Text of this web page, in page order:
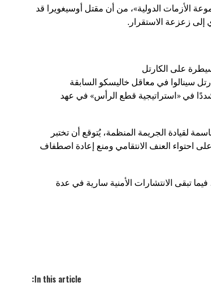
الأزمات الدولية»، من أن مقتل أوسيغويرا قد
زعزعة الاستقرار.
على الكارتل
سينالوا في معاقل خاليسكو السابقة
في «استراتيجية قطع الرأس» في عهد
لقيادة الجريمة المنظمة، يُتوقع أن تختبر
احتواء العنف الانتقامي ومنع إعادة اصطفاف
تبقى الانتشارات الأمنية سارية في عدة
In this article: